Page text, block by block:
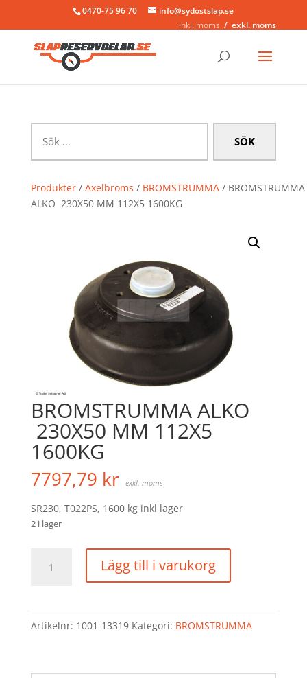
0470-75 96 70
info@sydostslap.se
inkl. moms
exkl. moms
efter:
Produkter/ Axelbroms / BROMSTRUMMA/ BROMSTRUMMA
ALKO 230X50 MM 112X5 1600KG
BROMSTRUMMA ALKO
230X50 MM 112X5
1600KG
7797,79 kr exkl. moms
SR230, T022PS, 1600 kg inkl lager
2 i lager
ALKO
112X5
Lägg till i varukorg
Artikelnr: 1001-13319 Kategori: BROMSTRUMMA